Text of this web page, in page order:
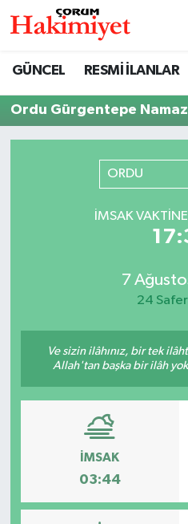
GÜNCEL RESMİ İLANLAR
Ordu Gürgentepe
ORDU
İMSAK
7
24
Ve sizin ilâhınız, bir tek
Allah'tan başka bir ilâh
İMSAK
03:44
POLİTİKA
SAĞLIK
EKONOMİ
EĞİTİM
İLÇELER
OTOPARK
Nöbetçi Eczaneler
Hava Durumu
Çorum Namaz
Süper Lig Puan
Son Dakika Haberleri
Haber Arşivi